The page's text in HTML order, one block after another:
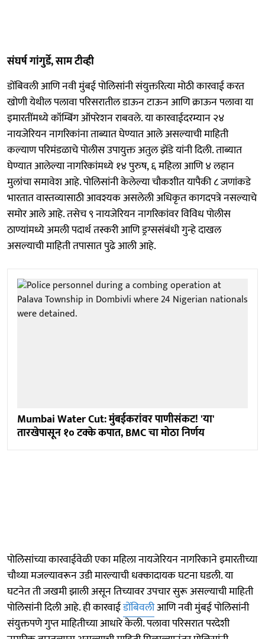
संघर्ष गांगुर्डे, साम टीव्ही
डोंबिवली आणि नवी मुंबई पोलिसांनी संयुक्तरित्या मोठी कारवाई करत
खोणी येथील पलावा परिसरातील डाऊन टाऊन आणि क्राऊन पलावा या
इमारतींमध्ये कॉम्बिंग ऑपरेशन राबवले. या कारवाईदरम्यान २४
नायजेरियन नागरिकांना ताब्यात घेण्यात आले असल्याची माहिती
कल्याण परिमंडळाचे पोलीस उपायुक्त अतुल झेंडे यांनी दिली. ताब्यात
घेण्यात आलेल्या नागरिकांमध्ये १४ पुरुष, ६ महिला आणि ४ लहान
मुलांचा समावेश आहे. पोलिसांनी केलेल्या चौकशीत यापैकी ८ जणांकडे
भारतात वास्तव्यासाठी आवश्यक असलेली अधिकृत कागदपत्रे नसल्याचे
समोर आले आहे. तसेच ९ नायजेरियन नागरिकांवर विविध पोलीस
ठाण्यांमध्ये अमली पदार्थ तस्करी आणि ड्रग्ससंबंधी गुन्हे दाखल
असल्याची माहिती तपासात पुढे आली आहे.
Mumbai Water Cut: मुंबईकरांवर पाणीसंकट! 'या'
तारखेपासून १० टक्के कपात, BMC चा मोठा निर्णय
पोलिसांच्या कारवाईवेळी एका महिला नायजेरियन नागरिकाने इमारतीच्या
चौथ्या मजल्यावरून उडी मारल्याची धक्कादायक घटना घडली. या
घटनेत ती जखमी झाली असून तिच्यावर उपचार सुरू असल्याची माहिती
पोलिसांनी दिली आहे. ही कारवाईडोंबिवलीआणि नवी मुंबई पोलिसांनी
संयुक्तपणे गुप्त माहितीच्या आधारे केली. पलावा परिसरात परदेशी